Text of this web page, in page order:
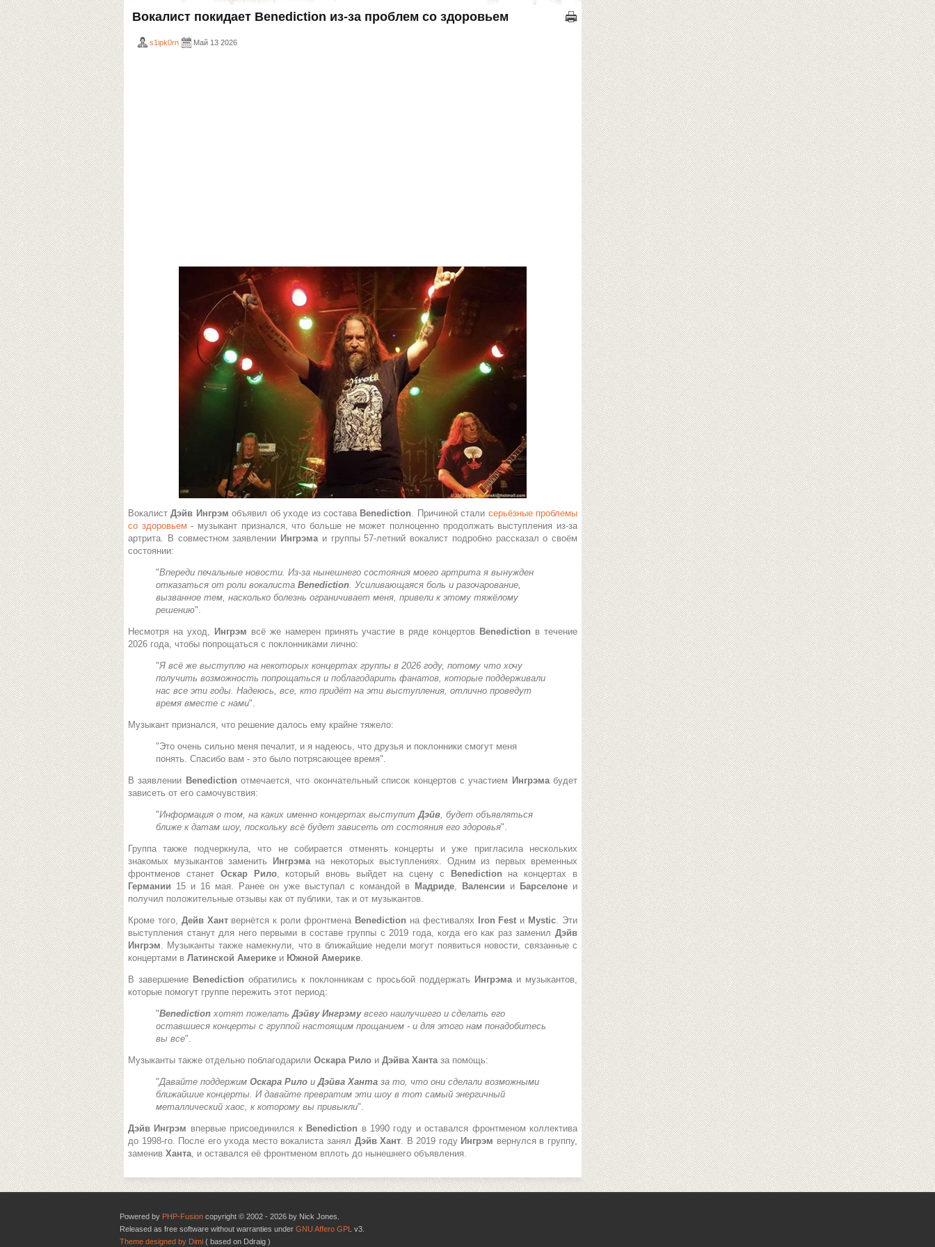
Вокалист покидает Benediction из-за проблем со здоровьем
s1ipk0rn Май 13 2026
ВокалистДэйв Ингрэм объявил об уходе из состава Benediction. Причиной стали серьёзные проблемы
со здоровьем - музыкант признался, что больше не может полноценно продолжать выступления из-за
артрита. В совместном заявлении Ингрэма и группы 57-летний вокалист подробно рассказал о своём
состоянии:
"Впереди печальные новости. Из-за нынешнего состояния моего артрита я вынужден
отказаться от роли вокалиста Benediction. Усиливающаяся боль и разочарование,
вызванное тем, насколько болезнь ограничивает меня, привели к этому тяжёлому
решению".
Несмотря на уход, Ингрэм всё же намерен принять участие в ряде концертов Benediction в течение
2026 года, чтобы попрощаться с поклонниками лично:
"Я всё же выступлю на некоторых концертах группы в 2026 году, потому что хочу
получить возможность попрощаться и поблагодарить фанатов, которые поддерживали
нас все эти годы. Надеюсь, все, кто придёт на эти выступления, отлично проведут
время вместе с нами".
Музыкант признался, что решение далось ему крайне тяжело:
"Это очень сильно меня печалит, и я надеюсь, что друзья и поклонники смогут меня
понять. Спасибо вам - это было потрясающее время".
В заявлении Benedictionотмечается, что окончательный список концертов с участием Ингрэмабудет
зависеть от его самочувствия:
"Информация о том, на каких именно концертах выступитДэйв, будет объявляться
ближе к датам шоу, поскольку всё будет зависеть от состояния его здоровья".
Группа также подчеркнула, что не собирается отменять концерты и уже пригласила нескольких
знакомых музыкантов заменить
Ингрэмана некоторых выступлениях. Одним из первых временных
фронтменов станет Оскар Рило, который вновь выйдет на сцену с Benediction на концертах в
Германии 15 и 16 мая. Ранее он уже выступал с командой в Мадриде, Валенсии и Барселоне и
получил положительные отзывы как от публики, так и от музыкантов.
Кроме того, Дейв Хантвернётся к роли фронтмена Benediction на фестивалях Iron Fest и Mystic. Эти
выступления станут для него первыми в составе группы с 2019 года, когда его как раз заменил Дэйв
Ингрэм. Музыканты также намекнули, что в ближайшие недели могут появиться новости, связанные с
концертами в Латинской Америке и Южной Америке.
В завершение Benediction обратились к поклонникам с просьбой поддержать Ингрэмаи музыкантов,
которые помогут группе пережить этот период:
"Benediction хотят пожелатьДэйву Ингрэмувсего наилучшего и сделать его
оставшиеся концерты с группой настоящим прощанием - и для этого нам понадобитесь
вы все".
Музыканты также отдельно поблагодарили Оскара Рило и Дэйва Ханта за помощь:
"Давайте поддержим Оскара Рило иДэйва Ханта за то, что они сделали возможными
ближайшие концерты. И давайте превратим эти шоу в тот самый энергичный
металлический хаос, к которому вы привыкли".
Дэйв Ингрэм впервые присоединился к Benediction в 1990 году и оставался фронтменом коллектива
до 1998-го. После его ухода место вокалиста занял Дэйв Хант. В 2019 году Ингрэм вернулся в группу,
заменив Ханта, и оставался её фронтменом вплоть до нынешнего объявления.
Powered by PHP-Fusion copyright © 2002 - 2026 by Nick Jones.
Released as free software without warranties under GNU Affero GPL v3.
Theme designed by Dimi ( based on Ddraig )